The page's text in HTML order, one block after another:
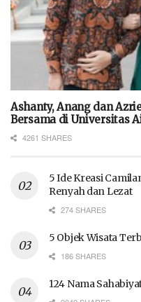
Ashanty, Anang dan
Bersama di Universitas
4261 SHARES
5 Ide Kreasi
Renyah dan Lezat
274 SHARES
5 Objek Wisata
186 SHARES
124 Nama